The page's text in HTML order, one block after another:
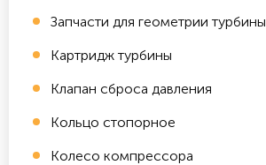
Запчасти для геометрии турбины
Картридж турбины
Клапан сброса давления
Кольцо стопорное
Колесо компрессора